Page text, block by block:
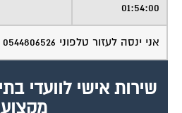
אני ינסה לעזור טלפוני 0544806526
מקצוע